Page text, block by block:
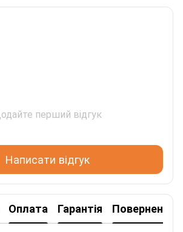
перший відгук
Написати відгук
Оплата Гарантія Повернення